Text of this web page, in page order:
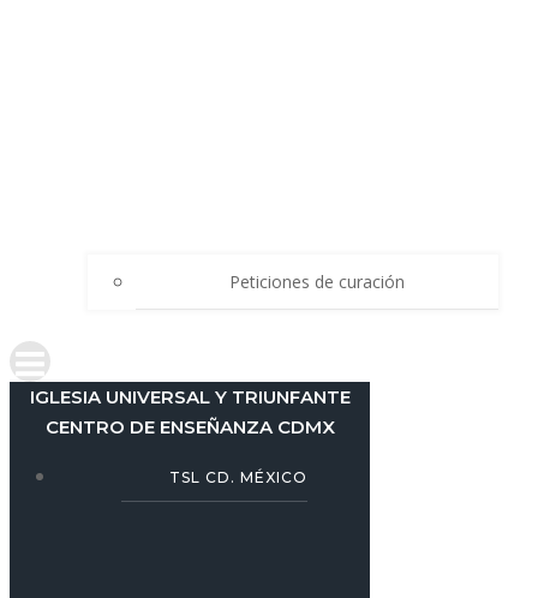
Peticiones de curación
IGLESIA UNIVERSAL Y TRIUNFANTE
CENTRO DE ENSEÑANZA CDMX
TSL CD. MÉXICO